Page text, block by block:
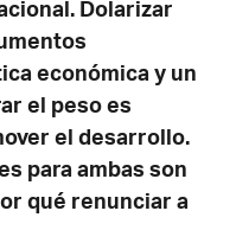
Dolarizar
económica y un
el peso es
el desarrollo.
para ambas son
qué renunciar a